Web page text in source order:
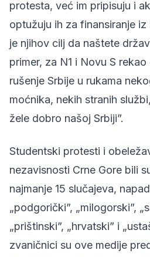
protesta, već im pripisuju i
optužuju ih za finansiranje
je njihov cilj da naštete
primer, za N1 i Novu S
rušenje Srbije u rukama
moćnika, nekih stranih
žele dobro našoj Srbiji”.
Studentski protesti i
nezavisnosti Crne Gore bili
najmanje 15 slučajeva,
„podgorički”, „milogorski”,
„prištinski”, „hrvatski” i
zvaničnici su ove medije